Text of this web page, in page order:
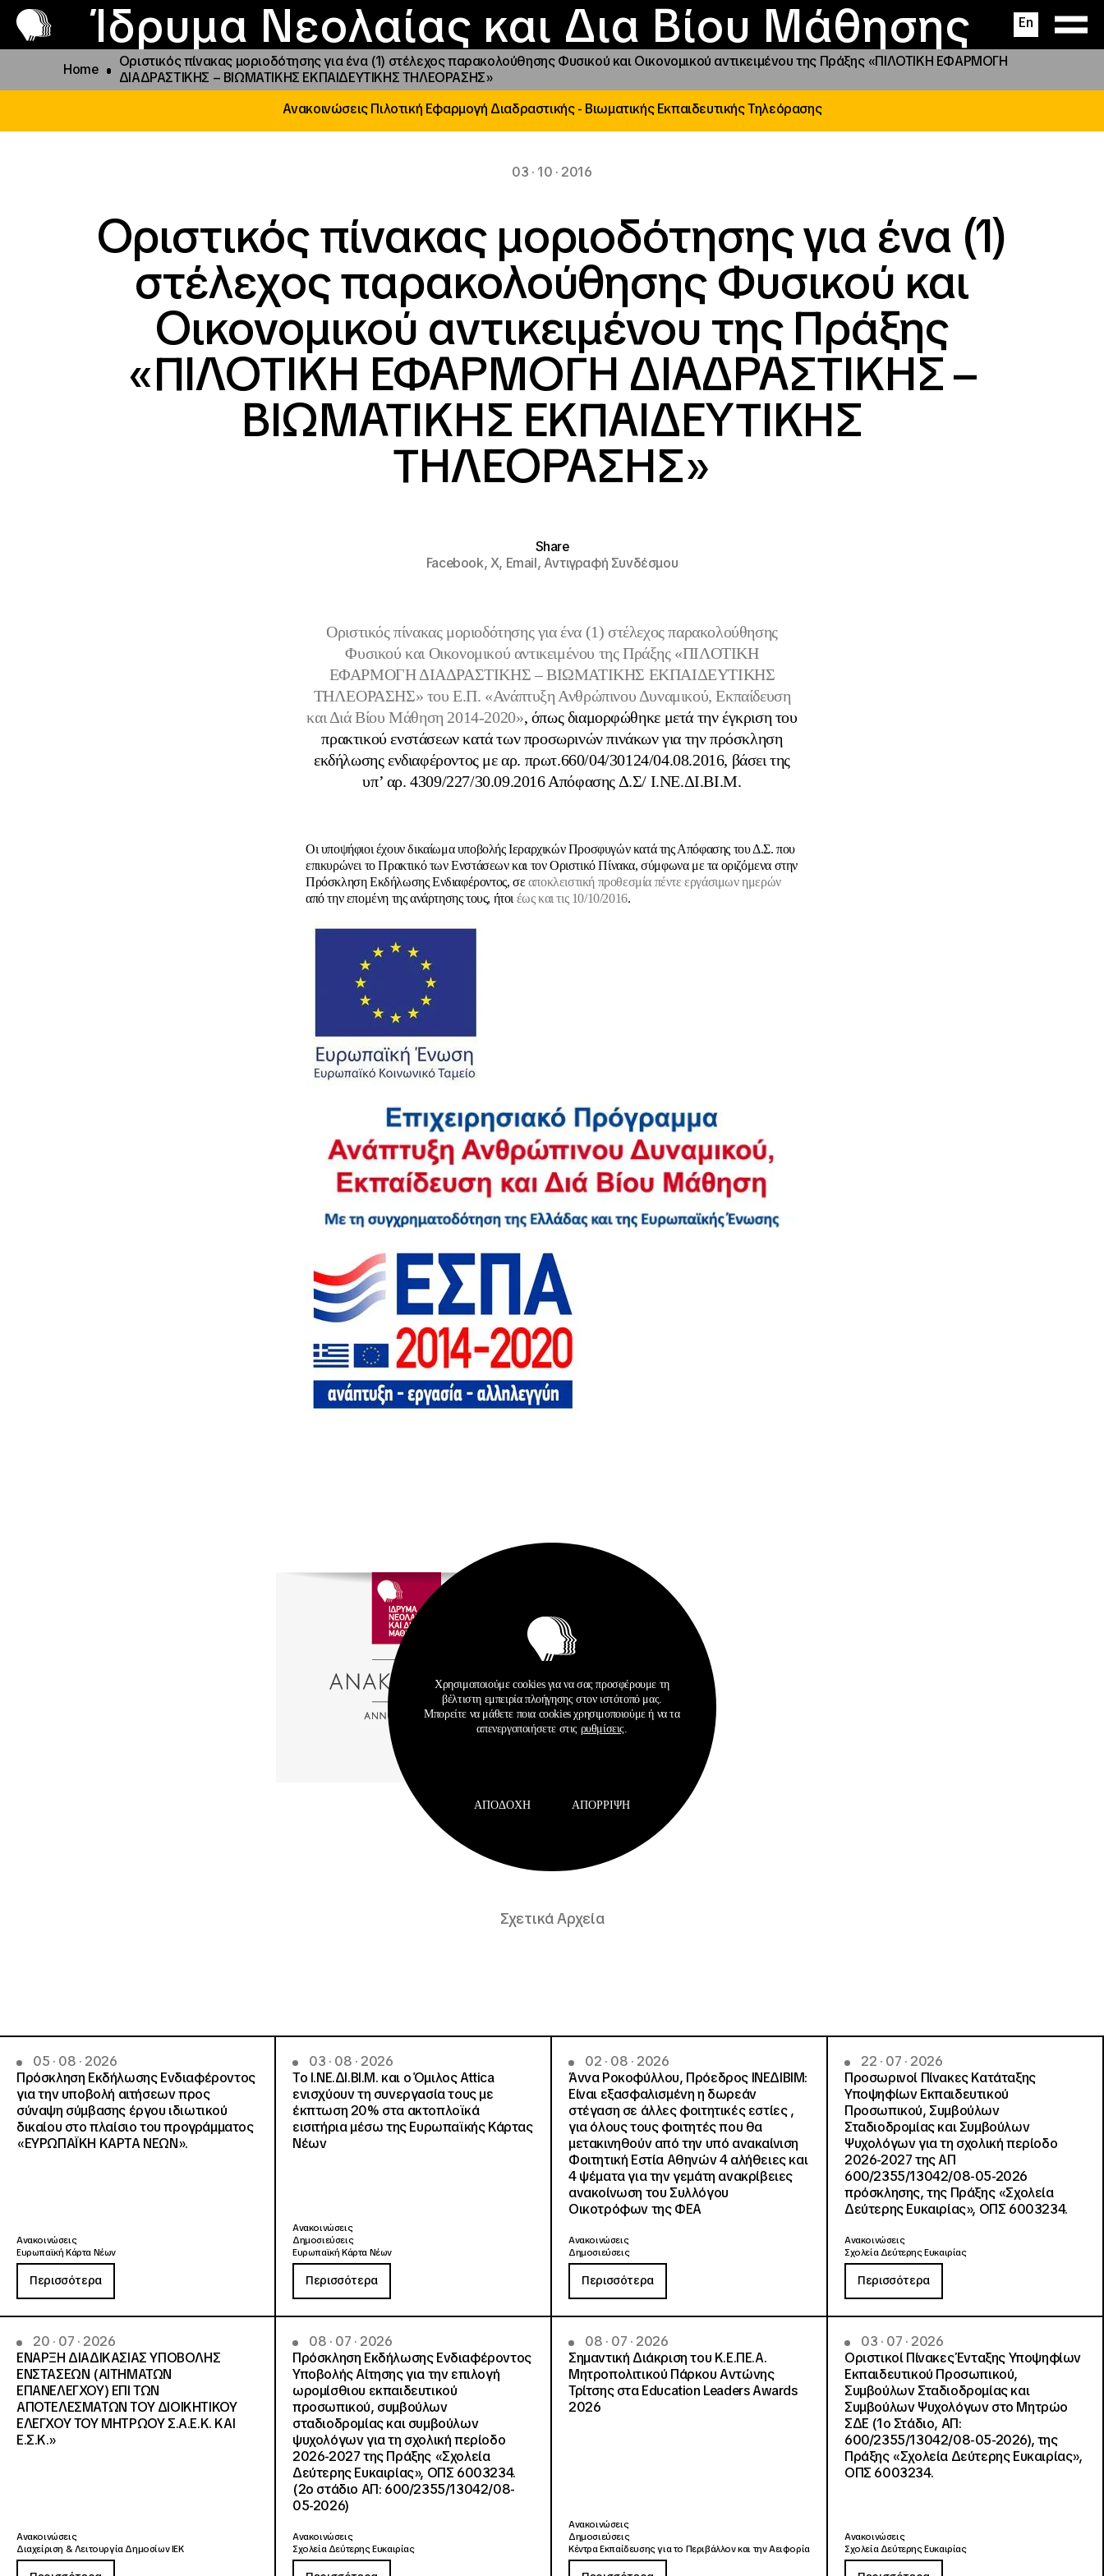
Ίδρυμα Νεολαίας και Δια Βίου Μάθησης En
Το ΙΝΕΔΙΒΙΜ
Προγράμματα και δράσεις
Φοιτητικές Εστίες
Παραχώρηση αιγίδας
Νέα
Επικοινωνία
Home
Οριστικός πίνακας μοριοδότησης για ένα (1) στέλεχος παρακολούθησης Φυσικού και Οικονομικού αντικειμένου της Πράξης «ΠΙΛΟΤΙΚΗ ΕΦΑΡΜΟΓΗ
ΔΙΑΔΡΑΣΤΙΚΗΣ – ΒΙΩΜΑΤΙΚΗΣ ΕΚΠΑΙΔΕΥΤΙΚΗΣ ΤΗΛΕΟΡΑΣΗΣ»
Ανακοινώσεις Πιλοτική Εφαρμογή Διαδραστικής - Βιωματικής Εκπαιδευτικής Τηλεόρασης
03 · 10 · 2016
Οριστικός πίνακας μοριοδότησης για ένα (1)
στέλεχος παρακολούθησης Φυσικού και
Οικονομικού αντικειμένου της Πράξης
«ΠΙΛΟΤΙΚΗ ΕΦΑΡΜΟΓΗ ΔΙΑΔΡΑΣΤΙΚΗΣ –
ΒΙΩΜΑΤΙΚΗΣ ΕΚΠΑΙΔΕΥΤΙΚΗΣ
ΤΗΛΕΟΡΑΣΗΣ»
Share
Facebook,X, Email,Αντιγραφή Συνδέσμου
Οριστικόςπίνακας μοριοδότησηςγια ένα (1) στέλεχος παρακολούθησης
Φυσικού και Οικονομικού αντικειμένου της Πράξης «ΠΙΛΟΤΙΚΗ
ΕΦΑΡΜΟΓΗ ΔΙΑΔΡΑΣΤΙΚΗΣ – ΒΙΩΜΑΤΙΚΗΣ ΕΚΠΑΙΔΕΥΤΙΚΗΣ
ΤΗΛΕΟΡΑΣΗΣ» του Ε.Π. «Ανάπτυξη Ανθρώπινου Δυναμικού, Εκπαίδευση
και Διά Βίου Μάθηση 2014-2020», όπως διαμορφώθηκε μετά την έγκριση του
πρακτικού ενστάσεων κατά των προσωρινών πινάκων για την πρόσκληση
εκδήλωσης ενδιαφέροντος με αρ. πρωτ.660/04/30124/04.08.2016, βάσει της
υπ’ αρ. 4309/227/30.09.2016 Απόφασης Δ.Σ/ Ι.ΝΕ.ΔΙ.ΒΙ.Μ.
Οι υποψήφιοι έχουν δικαίωμα υποβολής Ιεραρχικών Προσφυγών κατά της Απόφασης του Δ.Σ. που
επικυρώνει το Πρακτικό των Ενστάσεων και τον Οριστικό Πίνακα, σύμφωνα με τα οριζόμενα στην
Πρόσκληση Εκδήλωσης Ενδιαφέροντος, σε αποκλειστική προθεσμία πέντε εργάσιμων ημερών
από την επομένη της ανάρτησης τους, ήτοι έως και τις 10/10/2016.
Σχετικά Αρχεία
05 · 08 · 2026
Πρόσκληση Εκδήλωσης Ενδιαφέροντος
για την υποβολή αιτήσεων προς
σύναψη σύμβασης έργου ιδιωτικού
δικαίου στο πλαίσιο του προγράμματος
«ΕΥΡΩΠΑΪΚΗ ΚΑΡΤΑ ΝΕΩΝ».
Ανακοινώσεις
Ευρωπαϊκή Κάρτα Νέων
Περισσότερα
03 · 08 · 2026
Το Ι.ΝΕ.ΔΙ.ΒΙ.Μ. και o Όμιλος Attica
ενισχύουν τη συνεργασία τους με
έκπτωση 20% στα ακτοπλοϊκά
εισιτήρια μέσω της Ευρωπαϊκής Κάρτας
Νέων
Ανακοινώσεις
Δημοσιεύσεις
Ευρωπαϊκή Κάρτα Νέων
Περισσότερα
02 · 08 · 2026
Άννα Ροκοφύλλου, Πρόεδρος ΙΝΕΔΙΒΙΜ:
Είναι εξασφαλισμένη η δωρεάν
στέγαση σε άλλες φοιτητικές εστίες ,
για όλους τους φοιτητές που θα
μετακινηθούν από την υπό ανακαίνιση
Φοιτητική Εστία Αθηνών 4 αλήθειες και
4 ψέματα για την γεμάτη ανακρίβειες
ανακοίνωση του Συλλόγου
Οικοτρόφων της ΦΕΑ
Ανακοινώσεις
Δημοσιεύσεις
Περισσότερα
22 · 07 · 2026
Προσωρινοί Πίνακες Κατάταξης
Υποψηφίων Εκπαιδευτικού
Προσωπικού, Συμβούλων
Σταδιοδρομίας και Συμβούλων
Ψυχολόγων για τη σχολική περίοδο
2026-2027 της ΑΠ
600/2355/13042/08-05-2026
πρόσκλησης, της Πράξης «Σχολεία
Δεύτερης Ευκαιρίας», ΟΠΣ 6003234.
Ανακοινώσεις
Σχολεία Δεύτερης Ευκαιρίας
Περισσότερα
20 · 07 · 2026
ΕΝΑΡΞΗ ΔΙΑΔΙΚΑΣΙΑΣ ΥΠΟΒΟΛΗΣ
ΕΝΣΤΑΣΕΩΝ (ΑΙΤΗΜΑΤΩΝ
ΕΠΑΝΕΛΕΓΧΟΥ) ΕΠΙ ΤΩΝ
ΑΠΟΤΕΛΕΣΜΑΤΩΝ ΤΟΥ ΔΙΟΙΚΗΤΙΚΟΥ
ΕΛΕΓΧΟΥ ΤΟΥ ΜΗΤΡΩΟΥ Σ.Α.Ε.Κ. ΚΑΙ
Ε.Σ.Κ.»
Ανακοινώσεις
Διαχείριση & Λειτουργία Δημοσίων ΙΕΚ
08 · 07 · 2026
Πρόσκληση Εκδήλωσης Ενδιαφέροντος
Υποβολής Αίτησης για την επιλογή
ωρομίσθιου εκπαιδευτικού
προσωπικού, συμβούλων
σταδιοδρομίας και συμβούλων
ψυχολόγων για τη σχολική περίοδο
2026-2027 της Πράξης «Σχολεία
Δεύτερης Ευκαιρίας», ΟΠΣ 6003234.
(2ο στάδιο ΑΠ: 600/2355/13042/08-
05-2026)
Ανακοινώσεις
Σχολεία Δεύτερης Ευκαιρίας
08 · 07 · 2026
Σημαντική Διάκριση του Κ.Ε.ΠΕ.Α.
Μητροπολιτικού Πάρκου Αντώνης
Τρίτσης στα Education Leaders Awards
2026
Ανακοινώσεις
Δημοσιεύσεις
Κέντρα Εκπαίδευσης για το Περιβάλλον και την Αειφορία
03 · 07 · 2026
Οριστικοί Πίνακες Ένταξης Υποψηφίων
Εκπαιδευτικού Προσωπικού,
Συμβούλων Σταδιοδρομίας και
Συμβούλων Ψυχολόγων στο Μητρώο
ΣΔΕ (1ο Στάδιο, ΑΠ:
600/2355/13042/08-05-2026), της
Πράξης «Σχολεία Δεύτερης Ευκαιρίας»,
ΟΠΣ 6003234.
Ανακοινώσεις
Σχολεία Δεύτερης Ευκαιρίας
Χρησιμοποιούμε cookies για να σας προσφέρουμε τη
βέλτιστη εμπειρία πλοήγησης στον ιστότοπό μας.
Μπορείτε να μάθετε ποια cookies χρησιμοποιούμε ή να τα
απενεργοποιήσετε στις ρυθμίσεις
ΑΠΟΔΟΧΉ ΑΠΌΡΡΙΨΗ